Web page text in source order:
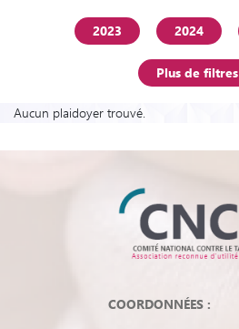
2023 2024
Plus de filtres
Aucun plaidoyer trouvé.
COORDONNÉES :